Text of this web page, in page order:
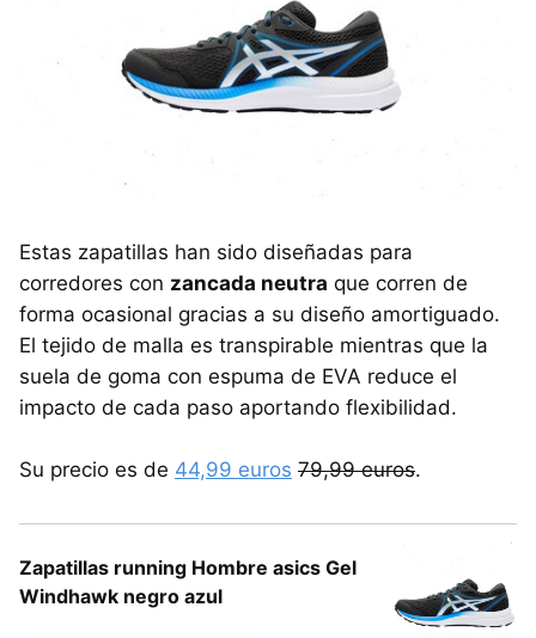
Estas zapatillas han sido diseñadas para
corredores con zancada neutra que corren de
forma ocasional gracias a su diseño amortiguado.
El tejido de malla es transpirable mientras que la
suela de goma con espuma de EVA reduce el
impacto de cada paso aportando flexibilidad.
Su precio es de 44,99 euros 79,99 euros.
Zapatillas running Hombre asics Gel
Windhawk negro azul